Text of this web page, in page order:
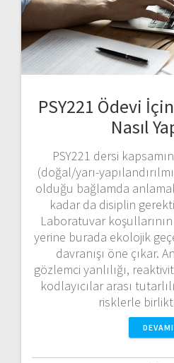
PSY221 Ödevi
Nasıl
PSY221 dersi
(doğal/yarı-
olduğu bağlamda
kadar da disiplin
Laboratuvar
yerine burada ekolojik
davranışı öne çıkar.
gözlemci yanlılığı,
kodlayıcılar arası
risklerle
DEVAMI